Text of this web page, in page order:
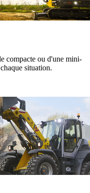
compacte ou d'une mini-
situation.